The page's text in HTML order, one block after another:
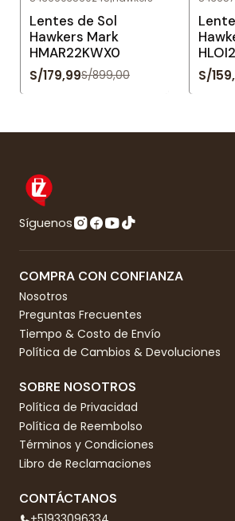
Lentes de Sol
Hawkers Mark
HMAR22KWX0
S/179,99S/899,00 S/
Síguenos
COMPRA CON CONFIANZA
Nosotros
Preguntas Frecuentes
Tiempo & Costo de Envío
Política de Cambios & Devoluciones
SOBRE NOSOTROS
Política de Privacidad
Política de Reembolso
Términos y Condiciones
Libro de Reclamaciones
CONTÁCTANOS